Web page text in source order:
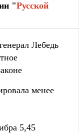
"Русской
Лебедь
менее
5,45